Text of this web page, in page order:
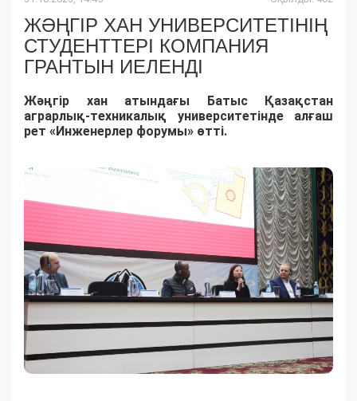
ЖӘҢГІР ХАН УНИВЕРСИТЕТІНІҢ
СТУДЕНТТЕРІ КОМПАНИЯ
ГРАНТЫН ИЕЛЕНДІ
Жәңгір хан атындағы Батыс Қазақстан
аграрлық-техникалық университетінде алғаш
рет «Инженерлер форумы» өтті.